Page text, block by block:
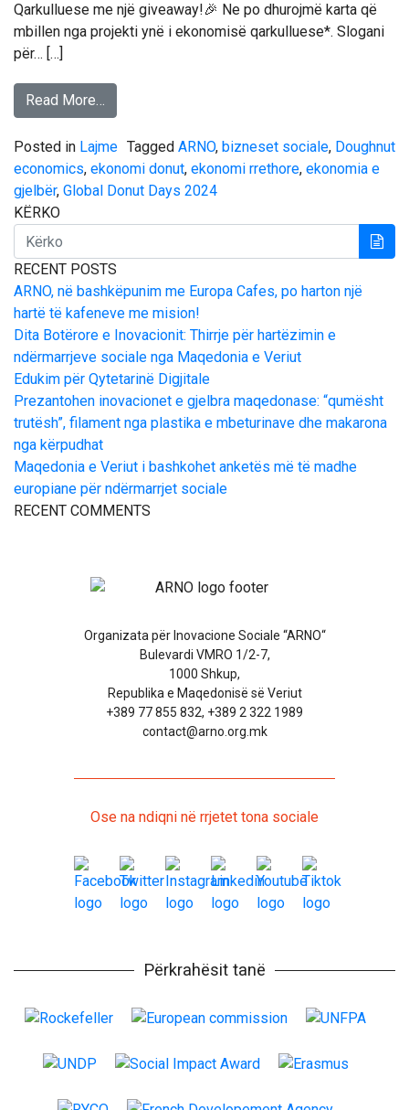
Qarkulluese me një giveaway!🎉 Ne po dhurojmë karta që
mbillen nga projekti ynë i ekonomisë qarkulluese*. Slogani
për… […]
Read More…
Posted in Lajme Tagged ARNO, bizneset sociale, Doughnut
economics, ekonomi donut, ekonomi rrethore, ekonomia e
gjelbër, Global Donut Days 2024
KËRKO
RECENT POSTS
ARNO, në bashkëpunim me Europa Cafes, po harton një
hartë të kafeneve me mision!
Dita Botërore e Inovacionit: Thirrje për hartëzimin e
ndërmarrjeve sociale nga Maqedonia e Veriut
Edukim për Qytetarinë Digjitale
Prezantohen inovacionet e gjelbra maqedonase: “qumësht
trutësh”, filament nga plastika e mbeturinave dhe makarona
nga kërpudhat
Maqedonia e Veriut i bashkohet anketës më të madhe
europiane për ndërmarrjet sociale
RECENT COMMENTS
Organizata për Inovacione Sociale “ARNO“
Bulevardi VMRO 1/2-7,
1000 Shkup,
Republika e Maqedonisë së Veriut
+389 77 855 832, +389 2 322 1989
contact@arno.org.mk
Ose na ndiqni në rrjetet tona sociale
Përkrahësit tanë